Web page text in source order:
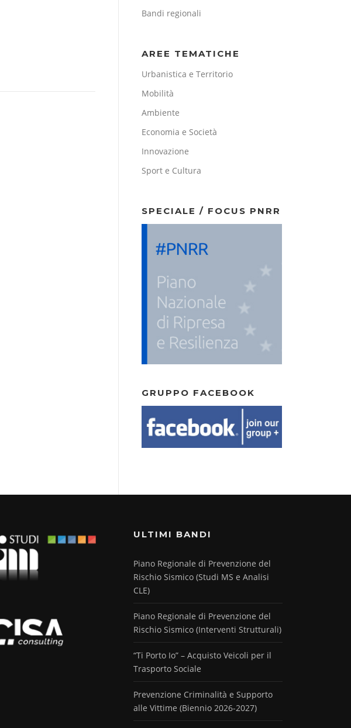
Bandi regionali
AREE TEMATICHE
Urbanistica e Territorio
Mobilità
Ambiente
Economia e Società
Innovazione
Sport e Cultura
SPECIALE / FOCUS PNRR
GRUPPO FACEBOOK
ULTIMI BANDI
Piano Regionale di Prevenzione del
Rischio Sismico (Studi MS e Analisi
CLE)
Piano Regionale di Prevenzione del
Rischio Sismico (Interventi Strutturali)
“Ti Porto Io” – Acquisto Veicoli per il
Trasporto Sociale
Prevenzione Criminalità e Supporto
alle Vittime (Biennio 2026-2027)